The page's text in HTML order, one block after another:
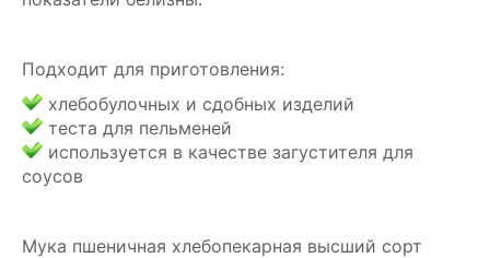
Подходит для приготовления:
хлебобулочных и сдобных изделий
теста для пельменей
используется в качестве загустителя для
соусов
Мука пшеничная хлебопекарная высший сорт